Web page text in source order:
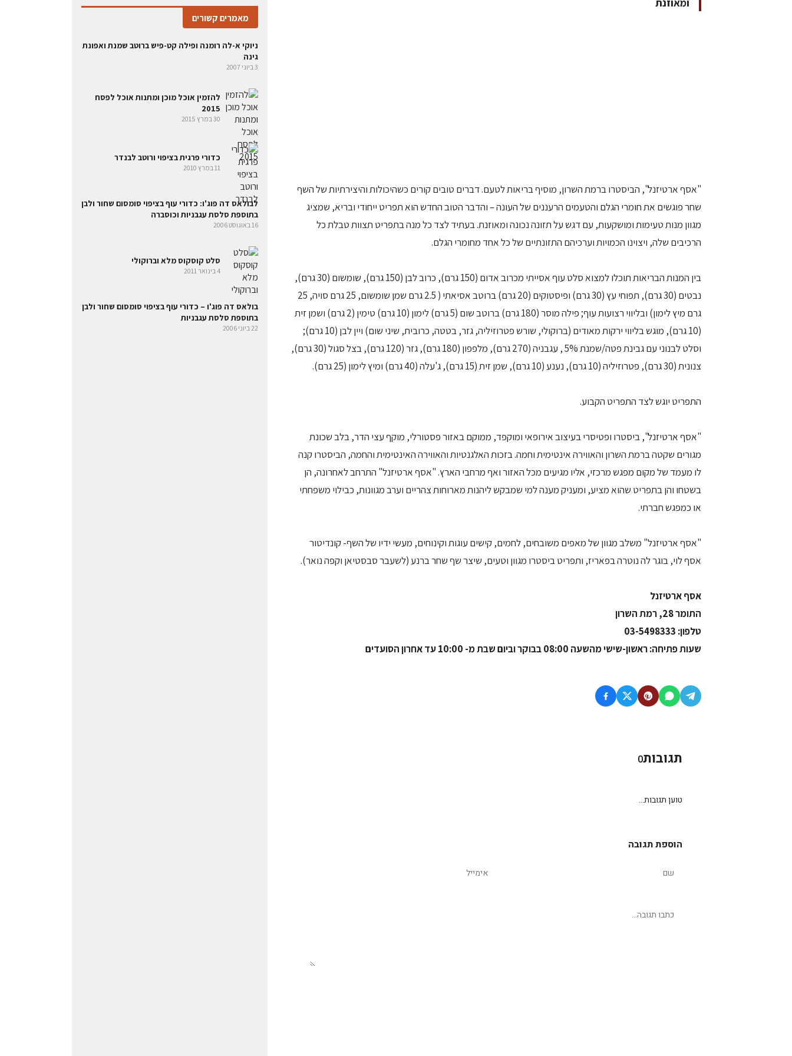
"אסף ארטיזנל", הביסטרו ברמת השרון, מוסיף בריאות לטעם. דברים טובים קורים כשהיכולות והיצירתיות של השף
שחר פוגשים את חומרי הגלם והטעמים הרעננים של העונה – והדבר הטוב החדש הוא תפריט ייחודי ובריא, שמציג
מגוון מנות טעימות ומושקעות, עם דגש על תזונה נכונה ומאוזנת. בעתיד לצד כל מנה בתפריט תצוות טבלת כל
הרכיבים שלה, ויצוינו הכמויות וערכיהם התזונתיים של כל אחד מחומרי הגלם.
בין המנות הבריאות תוכלו למצוא סלט עוף אסייתי מכרוב אדום (150 גרם), כרוב לבן (150 גרם), שומשום (30 גרם),
נבטים (30 גרם), תפוחי עץ (30 גרם) ופיסטוקים (20 גרם) ברוטב אסיאתי ( 2.5 גרם שמן שומשום, 25 גרם סויה, 25
גרם מיץ לימון) ובליווי רצועות עוף; פילה מוסר (180 גרם) ברוטב שום (5 גרם) לימון (10 גרם) טימין (2 גרם) ושמן זית
(10 גרם), מוגש בליווי ירקות מאודים (ברוקולי, שורש פטרוזיליה, גזר, בטטה, כרובית, שיני שום) ויין לבן (10 גרם);
וסלט לבנוני עם גבינת פטה/שמנת 5% , עגבניה (270 גרם), מלפפון (180 גרם), גזר (120 גרם), בצל סגול (30 גרם),
צנונית (30 גרם), פטרוזיליה (10 גרם), נענע (10 גרם), שמן זית (15 גרם), ג'עלה (40 גרם) ומיץ לימון (25 גרם).
התפריט יוגש לצד התפריט הקבוע.
"אסף ארטיזנל", ביסטרו ופטיסרי בעיצוב אירופאי ומוקפד, ממוקם באזור פסטורלי, מוקף עצי הדר, בלב שכונת
מגורים שקטה ברמת השרון והאווירה אינטימית וחמה. בזכות האלגנטיות והאווירה האינטימית והחמה, הביסטרו קנה
לו מעמד של מקום מפגש מרכזי, אליו מגיעים מכל האזור ואף מרחבי הארץ. "אסף ארטיזנל" התרחב לאחרונה, הן
בשטחו והן בתפריט שהוא מציע, ומעניק מענה למי שמבקש ליהנות מארוחות צהריים וערב מגוונות, כבילוי משפחתי
או כמפגש חברתי.
"אסף ארטיזנל" משלב מגוון של מאפים משובחים, לחמים, קישים עוגות וקינוחים, מעשי ידיו של השף- קונדיטור
אסף לוי, בוגר לה נוטרה בפאריז, ותפריט ביסטרו מגוון וטעים, שיצר שף שחר ברנע (לשעבר סבסטיאן וקפה נואר).
אסף ארטיזנל
התומר 28, רמת השרון
טלפון: 03-5498333
שעות פתיחה: ראשון-שישי מהשעה 08:00 בבוקר וביום שבת מ- 10:00 עד אחרון הסועדים
תגובות0
טוען תגובות...
הוספת תגובה
מאמרים קשורים
ניוקי א-לה רומנה ופילה קט-פיש ברוטב שמנת ואפונת
גינה
3 ביוני 2007
להזמין אוכל מוכן ומתנות אוכל לפסח
2015
30 במרץ 2015
כדורי פרגית בציפוי ורוטב לבנדר
11 במרץ 2010
לבולאס דה פוג'ו: כדורי עוף בציפוי סומסום שחור ולבן
בתוספת סלסת עגבניות וכוסברה
16 באוגוסט 2006
סלט קוסקוס מלא וברוקולי
4 בינואר 2011
בולאס דה פוג'ו – כדורי עוף בציפוי סומסום שחור ולבן
בתוספת סלסת עגבניות
22 ביוני 2006